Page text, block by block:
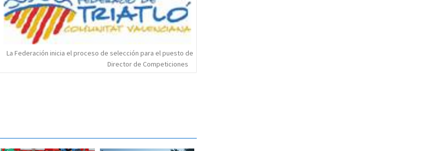
La Federación inicia el proceso de selección para el puesto de
Director de Competiciones